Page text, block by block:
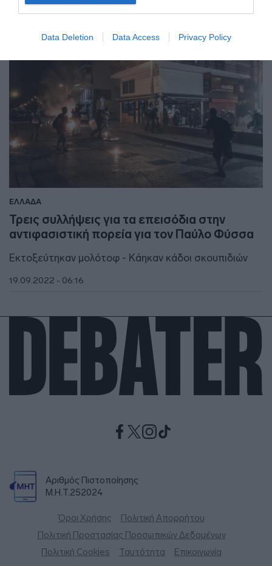
Data Deletion Data Access Privacy Policy
ΕΛΛΑΔΑ
Τρεις συλλήψεις για τα επεισόδια στην
αντιφασιστική πορεία για τον Παύλο Φύσσα
Εκτοξεύτηκαν μολότοφ - Κάηκαν κάδοι σκουπιδιών
19.09.2022 - 06:16
Αριθμός Πιστοποίησης
Μ.Η.Τ.252024
Όροι Χρήσης
Πολιτική Απορρήτου
Πολιτική Προστασίας Προσωπικών Δεδομένων
Πολιτική Cookies
Ταυτότητα Επικοινωνία